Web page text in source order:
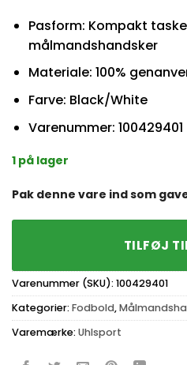
Pasform: Kompakt
målmandshandsker
Materiale: 100%
Farve: Black/White
Varenummer: 100429401
1 på lager
Pak denne vare ind som
TILFØJ
Varenummer (SKU): 100429401
Kategorier: Fodbold,
Varemærke: Uhlsport